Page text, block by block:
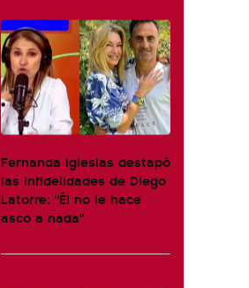
Fernanda Iglesias destapó
las infidelidades de Diego
Latorre: "Él no le hace
asco a nada"